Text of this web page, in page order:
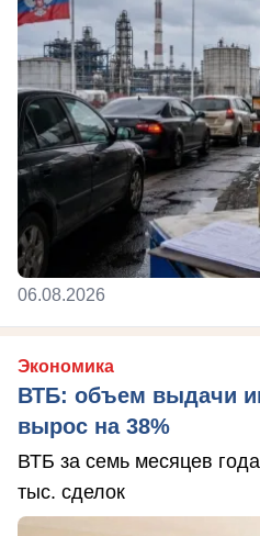
06.08.2026
Экономика
ВТБ: объем выдачи
вырос на 38%
ВТБ за семь месяцев
тыс. сделок